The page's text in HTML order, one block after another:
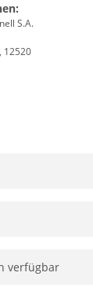
S.A.
12520
verfügbar